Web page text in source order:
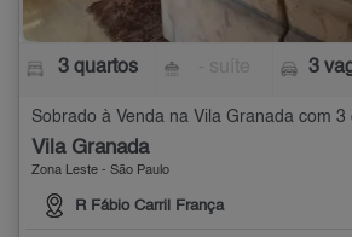
3 quartos 3
Sobrado à Venda na Vila Granada com 3
Vila Granada
Zona Leste - São Paulo
R Fábio Carril França